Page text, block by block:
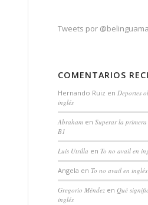
Tweets por
COMENTARIOS
Hernando Ruiz en Deportes
inglés
Abrahamen Superar la
B1
Luis Utrilla en To no avail en
Angela en To no avail en inglés
Gregorio Méndezen Qué
inglés